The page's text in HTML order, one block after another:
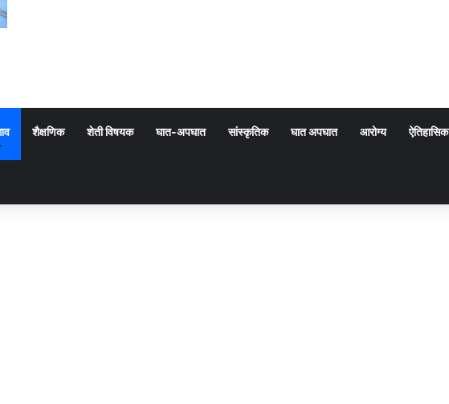
शैक्षणिक शेती विषयक घात-अपघात सांस्कृतिक घात अपघात आरोग्य ऐतिहासिक